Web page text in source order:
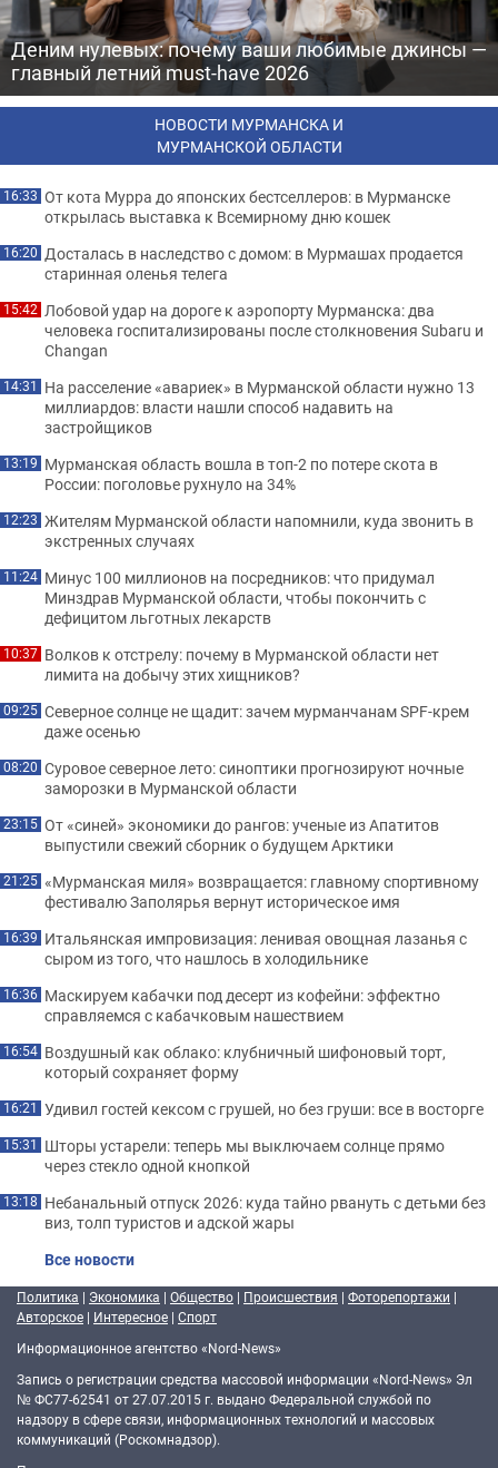
Деним нулевых: почему ваши любимые джинсы —
главный летний must-have 2026
НОВОСТИ МУРМАНСКА И
МУРМАНСКОЙ ОБЛАСТИ
16:33 От кота Мурра до японских бестселлеров: в Мурманске
открылась выставка к Всемирному дню кошек
16:20 Досталась в наследство с домом: в Мурмашах продается
старинная оленья телега
15:42 Лобовой удар на дороге к аэропорту Мурманска: два
человека госпитализированы после столкновения Subaru и
Changan
14:31 На расселение «авариек» в Мурманской области нужно 13
миллиардов: власти нашли способ надавить на
застройщиков
13:19 Мурманская область вошла в топ-2 по потере скота в
России: поголовье рухнуло на 34%
12:23 Жителям Мурманской области напомнили, куда звонить в
экстренных случаях
11:24 Минус 100 миллионов на посредников: что придумал
Минздрав Мурманской области, чтобы покончить с
дефицитом льготных лекарств
10:37 Волков к отстрелу: почему в Мурманской области нет
лимита на добычу этих хищников?
09:25 Северное солнце не щадит: зачем мурманчанам SPF-крем
даже осенью
08:20 Суровое северное лето: синоптики прогнозируют ночные
заморозки в Мурманской области
23:15 От «синей» экономики до рангов: ученые из Апатитов
выпустили свежий сборник о будущем Арктики
21:25 «Мурманская миля» возвращается: главному спортивному
фестивалю Заполярья вернут историческое имя
16:39 Итальянская импровизация: ленивая овощная лазанья с
сыром из того, что нашлось в холодильнике
16:36 Маскируем кабачки под десерт из кофейни: эффектно
справляемся с кабачковым нашествием
16:54 Воздушный как облако: клубничный шифоновый торт,
который сохраняет форму
16:21 Удивил гостей кексом с грушей, но без груши: все в восторге
15:31 Шторы устарели: теперь мы выключаем солнце прямо
через стекло одной кнопкой
13:18 Небанальный отпуск 2026: куда тайно рвануть с детьми без
виз, толп туристов и адской жары
Все новости
Политика | Экономика | Общество | Происшествия | Фоторепортажи |
Авторское | Интересное | Спорт
Информационное агентство «Nord-News»
Запись о регистрации средства массовой информации «Nord-News» Эл
№ ФС77-62541 от 27.07.2015 г. выдано Федеральной службой по
надзору в сфере связи, информационных технологий и массовых
коммуникаций (Роскомнадзор).